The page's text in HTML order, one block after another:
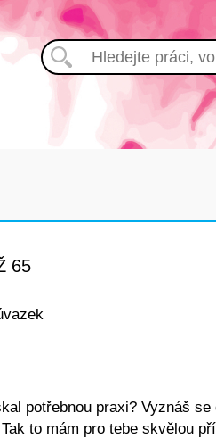
65
potřebnou praxi? Vyznáš
to mám pro tebe skvělou